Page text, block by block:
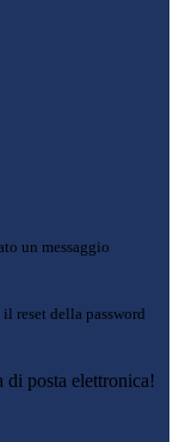
un messaggio
reset della password
di posta elettronica!